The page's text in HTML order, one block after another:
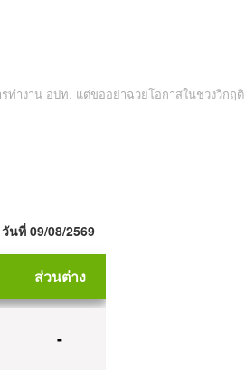
ทำงาน อปท. แต่ขออย่าฉวยโอกาสในช่วงวิกฤติ